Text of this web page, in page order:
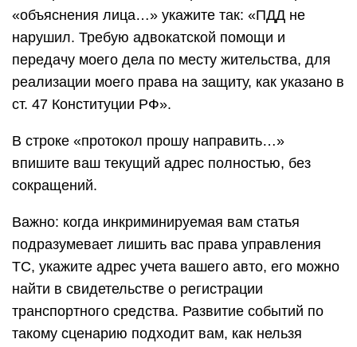
«объяснения лица…» укажите так: «ПДД не
нарушил. Требую адвокатской помощи и
передачу моего дела по месту жительства, для
реализации моего права на защиту, как указано в
ст. 47 Конституции РФ».
В строке «протокол прошу направить…»
впишите ваш текущий адрес полностью, без
сокращений.
Важно: когда инкриминируемая вам статья
подразумевает лишить вас права управления
ТС, укажите адрес учета вашего авто, его можно
найти в свидетельстве о регистрации
транспортного средства. Развитие событий по
такому сценарию подходит вам, как нельзя